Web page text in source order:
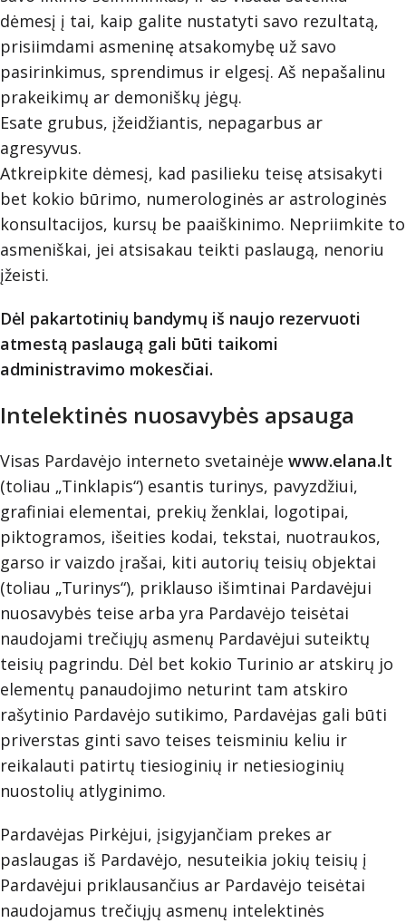
dėmesį į tai, kaip galite nustatyti savo rezultatą,
prisiimdami asmeninę atsakomybę už savo
pasirinkimus, sprendimus ir elgesį. Aš nepašalinu
prakeikimų ar demoniškų jėgų.
Esate grubus, įžeidžiantis, nepagarbus ar
agresyvus.
Atkreipkite dėmesį, kad pasilieku teisę atsisakyti
bet kokio būrimo, numerologinės ar astrologinės
konsultacijos, kursų be paaiškinimo. Nepriimkite to
asmeniškai, jei atsisakau teikti paslaugą, nenoriu
įžeisti.
Dėl pakartotinių bandymų iš naujo rezervuoti
atmestą paslaugą gali būti taikomi
administravimo mokesčiai.
Intelektinės nuosavybės apsauga
Visas Pardavėjo interneto svetainėje www.elana.lt
(toliau „Tinklapis“) esantis turinys, pavyzdžiui,
grafiniai elementai, prekių ženklai, logotipai,
piktogramos, išeities kodai, tekstai, nuotraukos,
garso ir vaizdo įrašai, kiti autorių teisių objektai
(toliau „Turinys“), priklauso išimtinai Pardavėjui
nuosavybės teise arba yra Pardavėjo teisėtai
naudojami trečiųjų asmenų Pardavėjui suteiktų
teisių pagrindu. Dėl bet kokio Turinio ar atskirų jo
elementų panaudojimo neturint tam atskiro
rašytinio Pardavėjo sutikimo, Pardavėjas gali būti
priverstas ginti savo teises teisminiu keliu ir
reikalauti patirtų tiesioginių ir netiesioginių
nuostolių atlyginimo.
Pardavėjas Pirkėjui, įsigyjančiam prekes ar
paslaugas iš Pardavėjo, nesuteikia jokių teisių į
Pardavėjui priklausančius ar Pardavėjo teisėtai
naudojamus trečiųjų asmenų intelektinės